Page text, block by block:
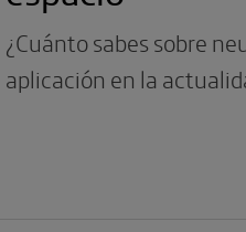
¿Cuánto sabes sobre
aplicación en la